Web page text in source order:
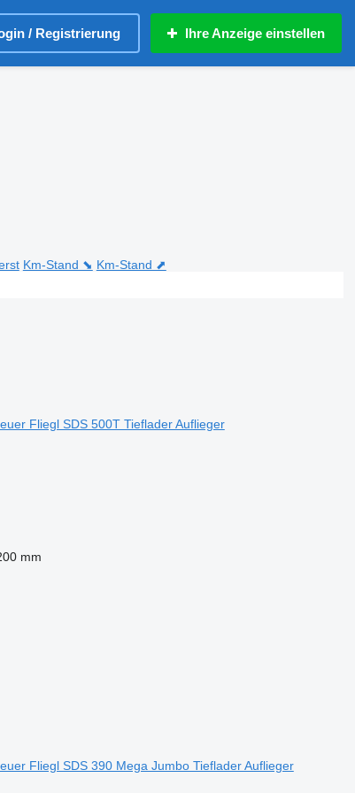
/ Registrierung Ihre Anzeige einstellen
Km-Stand ⬊ Km-Stand ⬈
Fliegl SDS 500T Tieflader Auflieger
mm
Fliegl SDS 390 Mega Jumbo Tieflader Auflieger